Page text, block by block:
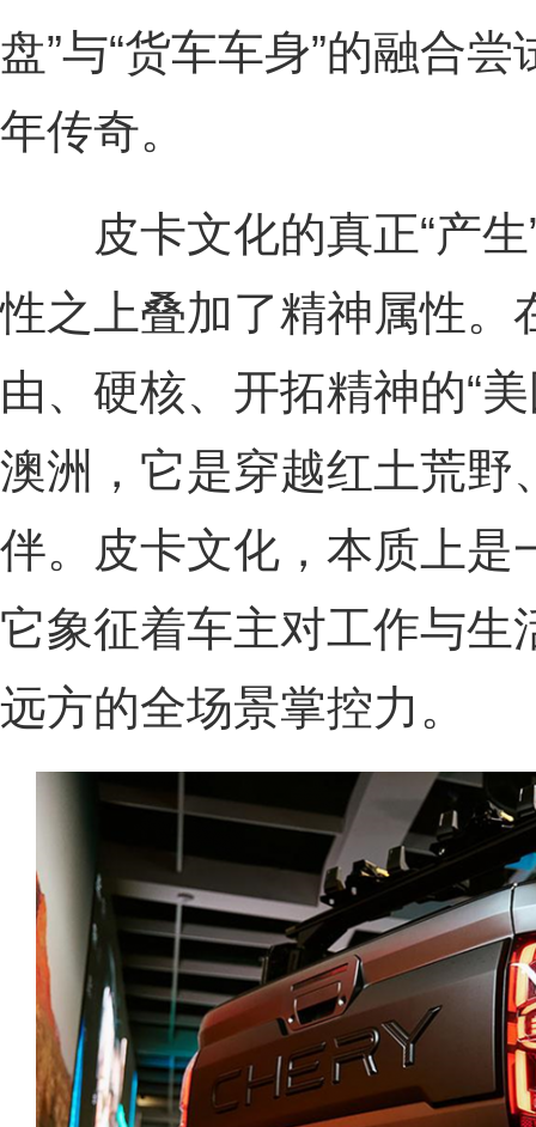
盘”与“货车车身”的融合
年传奇。
皮卡文化的真正“产生”
性之上叠加了精神属性。
由、硬核、开拓精神的“
澳洲，它是穿越红土荒野
伴。皮卡文化，本质上
它象征着车主对工作与生
远方的全场景掌控力。